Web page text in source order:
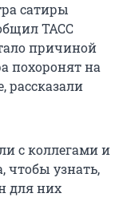
сатиры
ТАСС
причиной
похоронят на
рассказали
с коллегами и
чтобы узнать,
для них